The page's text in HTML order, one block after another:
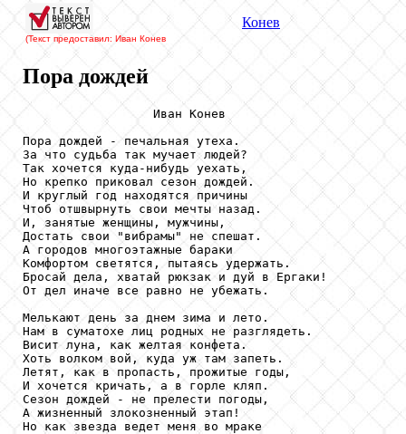
(Текст предоставил: Иван Конев
Конев
Пора дождей
                  Иван Конев
Пора дождей - печальная утеха.
За что судьба так мучает людей?
Так хочется куда-нибудь уехать,
Но крепко приковал сезон дождей.
И круглый год находятся причины
Чтоб отшвырнуть свои мечты назад.
И, занятые женщины, мужчины,
Достать свои "вибрамы" не спешат.
А городов многоэтажные бараки
Комфортом светятся, пытаясь удержать.
Бросай дела, хватай рюкзак и дуй в Ергаки!
От дел иначе все равно не убежать.
Мелькают день за днем зима и лето.
Нам в суматохе лиц родных не разглядеть.
Висит луна, как желтая конфета.
Хоть волком вой, куда уж там запеть.
Летят, как в пропасть, прожитые годы,
И хочется кричать, а в горле кляп.
Сезон дождей - не прелести погоды,
А жизненный злокозненный этап!
Но как звезда ведет меня во мраке